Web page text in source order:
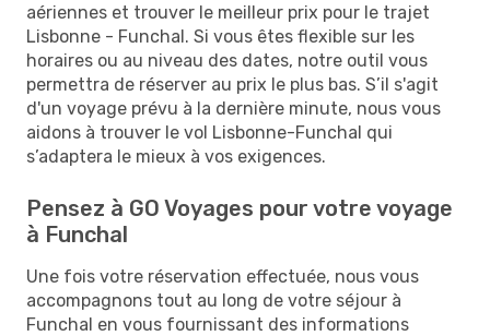
aériennes et trouver le meilleur prix pour le trajet
Lisbonne - Funchal. Si vous êtes flexible sur les
horaires ou au niveau des dates, notre outil vous
permettra de réserver au prix le plus bas. S’il s'agit
d'un voyage prévu à la dernière minute, nous vous
aidons à trouver le vol Lisbonne-Funchal qui
s’adaptera le mieux à vos exigences.
Pensez à GO Voyages pour votre voyage
à Funchal
Une fois votre réservation effectuée, nous vous
accompagnons tout au long de votre séjour à
Funchal en vous fournissant des informations